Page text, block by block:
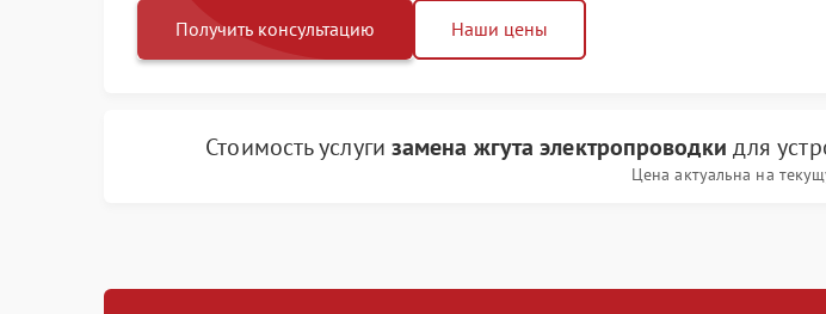
Получить консультацию Наши цены
Стоимость услуги замена жгута электропроводки для
Цена актуальна на